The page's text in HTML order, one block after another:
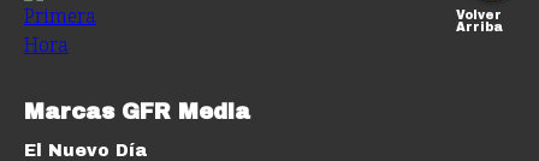
Volver
Arriba
Marcas GFR Media
El Nuevo Día